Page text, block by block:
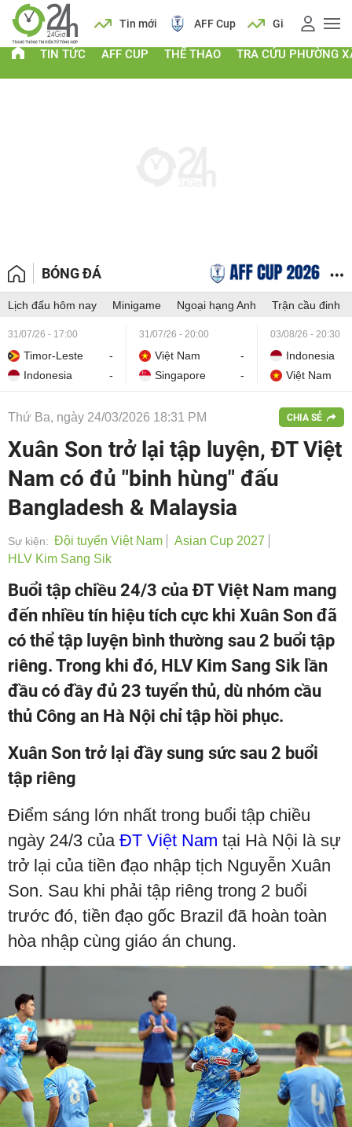
Lịch Tin mới AFF Cup Giá vàng
TIN TỨC AFF CUP THỂ THAO TRA CỨU PHƯỜNG
BÓNG ĐÁ
Lịch đấu hôm nay Minigame Ngoại hạng Anh Trận cầu đinh
31/07/26 - 17:00
Timor-Leste
-
Indonesia
-
31/07/26 - 20:00
Việt Nam
-
Singapore
-
03/08/26 - 20:30
Indonesia
Việt Nam
Thứ Ba, ngày 24/03/2026 18:31 PM CHIA SẺ
Xuân Son trở lại tập luyện, ĐT Việt
Nam có đủ "binh hùng" đấu
Bangladesh & Malaysia
Sự kiện: Đội tuyển Việt Nam
Asian Cup 2027
HLV Kim Sang Sik
Buổi tập chiều 24/3 của ĐT Việt Nam mang
đến nhiều tín hiệu tích cực khi Xuân Son đã
có thể tập luyện bình thường sau 2 buổi tập
riêng. Trong khi đó, HLV Kim Sang Sik lần
đầu có đầy đủ 23 tuyển thủ, dù nhóm cầu
thủ Công an Hà Nội chỉ tập hồi phục.
Xuân Son trở lại đầy sung sức sau 2 buổi
tập riêng
Điểm sáng lớn nhất trong buổi tập chiều
ngày 24/3 của ĐT Việt Nam tại Hà Nội là sự
trở lại của tiền đạo nhập tịch Nguyễn Xuân
Son. Sau khi phải tập riêng trong 2 buổi
trước đó, tiền đạo gốc Brazil đã hoàn toàn
hòa nhập cùng giáo án chung.